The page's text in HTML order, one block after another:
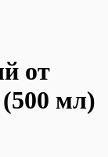
от
мл)